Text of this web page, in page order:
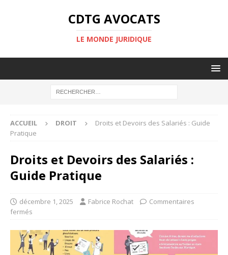
CDTG AVOCATS
LE MONDE JURIDIQUE
ACCUEIL DROIT
Droits et Devoirs des Salariés : Guide
Pratique
Droits et Devoirs des Salariés :
Guide Pratique
décembre 1, 2025 Fabrice Rochat
Commentaires
fermés